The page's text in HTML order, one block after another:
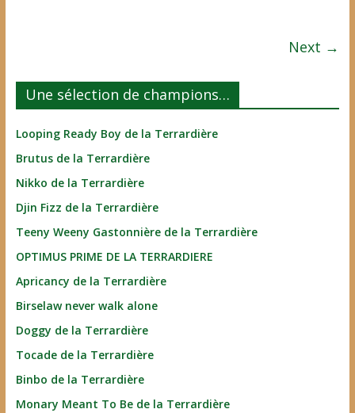
Next →
Une sélection de champions…
Looping Ready Boy de la Terrardière
Brutus de la Terrardière
Nikko de la Terrardière
Djin Fizz de la Terrardière
Teeny Weeny Gastonnière de la Terrardière
OPTIMUS PRIME DE LA TERRARDIERE
Apricancy de la Terrardière
Birselaw never walk alone
Doggy de la Terrardière
Tocade de la Terrardière
Binbo de la Terrardière
Monary Meant To Be de la Terrardière